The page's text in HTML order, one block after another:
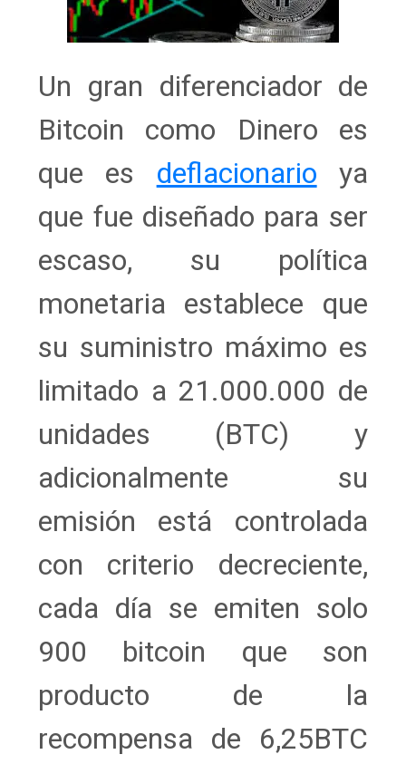
Un gran diferenciador de
Bitcoin como Dinero es
que es deflacionario ya
que fue diseñado para ser
escaso, su política
monetaria establece que
su suministro máximo es
limitado a 21.000.000 de
unidades (BTC) y
adicionalmente su
emisión está controlada
con criterio decreciente,
cada día se emiten solo
900 bitcoin que son
producto de la
recompensa de 6,25BTC